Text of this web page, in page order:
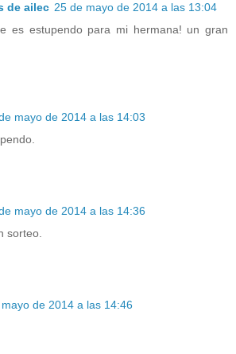
de ailec 25 de mayo de 2014 a las 13:04
es estupendo para mi hermana! un gran
mayo de 2014 a las 14:03
mayo de 2014 a las 14:36
sorteo.
de 2014 a las 14:46